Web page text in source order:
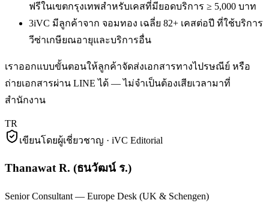
ฟรีในเขตกรุงเทพสำหรับเคสที่มียอดบริการ ≥ 5,000 บาท
3iVC มีลูกค้าจาก จอมทอง เฉลี่ย 82+ เคสต่อปี ที่ใช้บริการ
วีซ่าเกษียณอายุและบริการอื่น
เราออกแบบขั้นตอนให้ลูกค้าจัดส่งเอกสารทางไปรษณีย์ หรือ
ถ่ายเอกสารผ่าน LINE ได้ — ไม่จำเป็นต้องเสียเวลามาที่
สำนักงาน
TR
เขียนโดยผู้เชี่ยวชาญ · iVC Editorial
Thanawat R. (ธนวัฒน์ ร.)
Senior Consultant — Europe Desk (UK & Schengen)